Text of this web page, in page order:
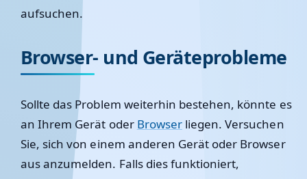
aufsuchen.
Browser- und Geräteprobleme
Sollte das Problem weiterhin bestehen, könnte es
an Ihrem Gerät oder Browserliegen. Versuchen
Sie, sich von einem anderen Gerät oder Browser
aus anzumelden. Falls dies funktioniert,